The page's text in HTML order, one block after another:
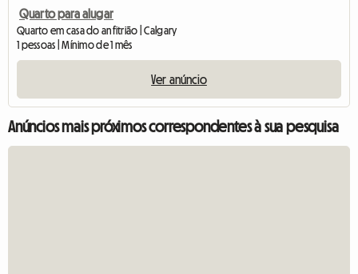
Quarto para alugar
Quarto em casa do anfitrião | Calgary
1 pessoas | Mínimo de 1 mês
Ver anúncio
Anúncios mais próximos correspondentes à sua pesquisa